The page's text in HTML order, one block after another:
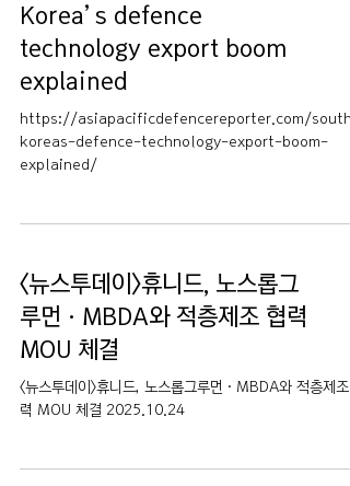
Korea’s defence
technology export boom
explained
https://asiapacificdefencereporter.com/
koreas-defence-technology-export-boom-
explained/
<뉴스투데이>휴니드, 노스롭그
루먼·MBDA와 적층제조 협력
MOU 체결
<뉴스투데이>휴니드, 노스롭그루먼·MBDA와 적층제조
력 MOU 체결 2025.10.24